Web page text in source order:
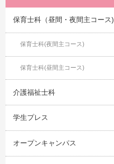
保育士科（昼間・夜間主コース)
保育士科(夜間主コース)
保育士科(昼間主コース)
介護福祉士科
学生プレス
オープンキャンパス